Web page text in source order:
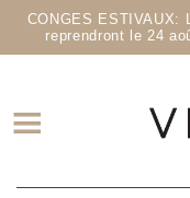
CONGES ESTIVAUX:
reprendront le 24